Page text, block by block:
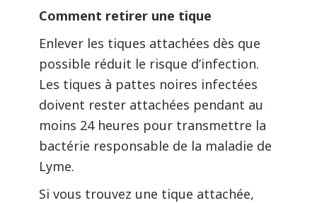
Comment retirer une tique
Enlever les tiques attachées dès que
possible réduit le risque d’infection.
Les tiques à pattes noires infectées
doivent rester attachées pendant au
moins 24 heures pour transmettre la
bactérie responsable de la maladie de
Lyme.
Si vous trouvez une tique attachée,